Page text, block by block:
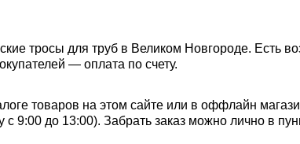
тросы для труб в Великом Новгороде. Есть
— оплата по счету.
товаров на этом сайте или в оффлайн
9:00 до 13:00). Забрать заказ можно лично в